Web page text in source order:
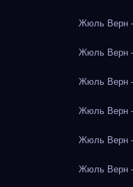
Жюль Верн
Жюль Верн
Жюль Верн
Жюль Верн
Жюль Верн
Жюль Верн